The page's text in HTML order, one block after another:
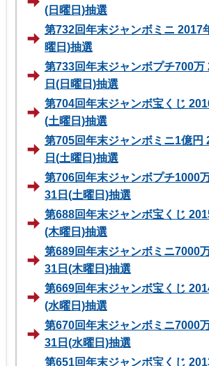
(日曜日)抽選
第732回年末ジャンボミニ 2017
曜日)抽選
第733回年末ジャンボプチ700万
日(日曜日)抽選
第704回年末ジャンボ宝くじ
(土曜日)抽選
第705回年末ジャンボミニ1億円
日(土曜日)抽選
第706回年末ジャンボプチ1000
31日(土曜日)抽選
第688回年末ジャンボ宝くじ
(木曜日)抽選
第689回年末ジャンボミニ7000
31日(木曜日)抽選
第669回年末ジャンボ宝くじ
(水曜日)抽選
第670回年末ジャンボミニ7000
31日(水曜日)抽選
第651回年末ジャンボ宝くじ